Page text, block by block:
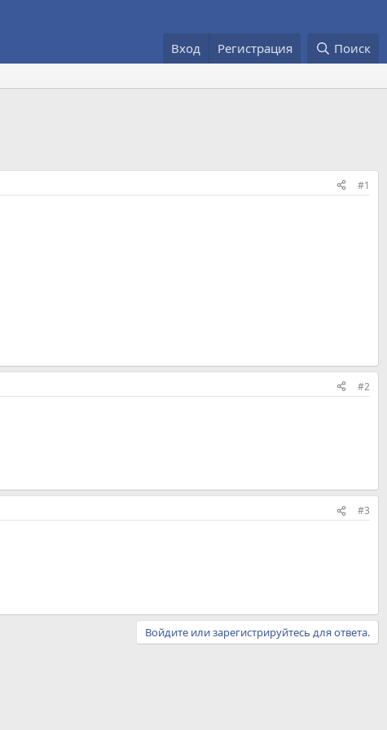
Вход Регистрация Поиск
#1
#2
#3
Войдите или зарегистрируйтесь для ответа.